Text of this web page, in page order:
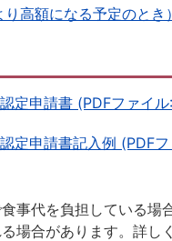
高額になる予定のとき）
定申請書 (PDFファイ
定申請書記入例 (PDF
事代を負担している場
場合があります。詳し